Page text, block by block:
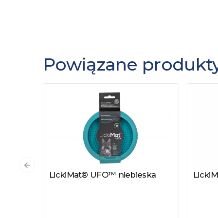
Powiązane
Zobacz produkt
LickiMat® UFO™ niebieska
Poprzedni slajd